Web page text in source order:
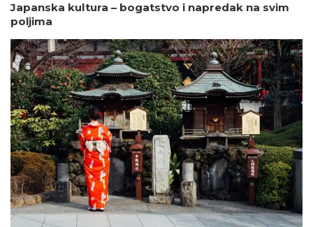
Japanska kultura – bogatstvo i napredak na svim
poljima